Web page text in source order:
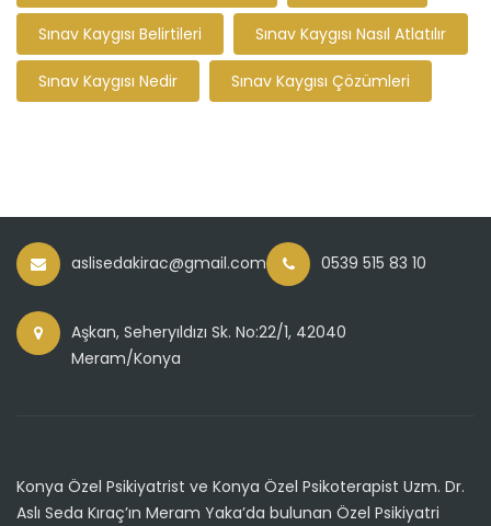
Sınav Kaygısı Belirtileri Sınav Kaygısı Nasıl Atlatılır
Sınav Kaygısı Nedir Sınav Kaygısı Çözümleri
aslisedakirac@gmail.com 0539 515 83 10
Aşkan, Seheryıldızı Sk. No:22/1, 42040
Meram/Konya
Konya Özel Psikiyatrist ve Konya Özel Psikoterapist Uzm. Dr.
Aslı Seda Kıraç’ın Meram Yaka’da bulunan Özel Psikiyatri